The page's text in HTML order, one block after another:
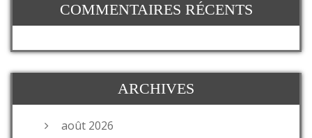
COMMENTAIRES RÉCENTS
ARCHIVES
août 2026